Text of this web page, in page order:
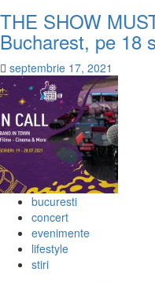
THE SHOW
Bucharest, pe 18
septembrie 17, 2021
bucuresti
concert
evenimente
lifestyle
stiri